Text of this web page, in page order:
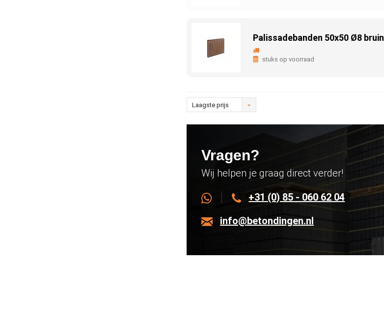
Palissadebanden 50x50 Ø8 bruin
stuks op voorraad
Laagste prijs
Vragen?
Wij helpen je graag direct verder!
+31 (0) 85 - 060 62 04
info@betondingen.nl